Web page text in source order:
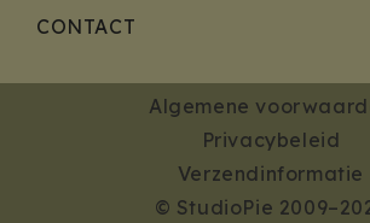
CONTACT
Algemene
Privacybeleid
Verzendinformatie
© StudioPie